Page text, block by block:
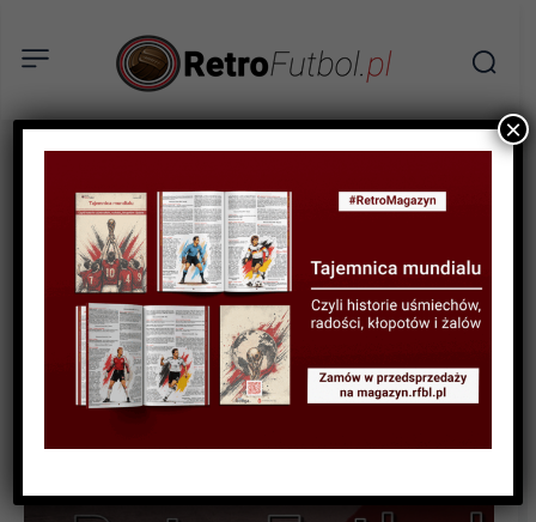
STATYSTYKI FUTBOLOWE
STATYSTYKI LIGOWE
STATYSTYKI PIŁKARZY
Statystyki polskich piłkarzy
w ligach zagranicznych w
sezonie 2023/24
×